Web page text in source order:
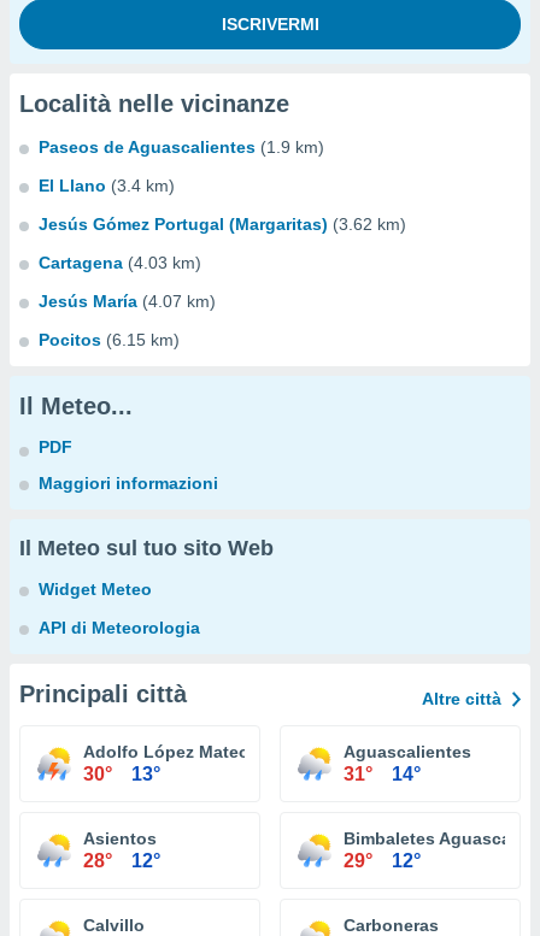
Località nelle vicinanze
Paseos de Aguascalientes (1.9 km)
El Llano (3.4 km)
Jesús Gómez Portugal (Margaritas) (3.62 km)
Cartagena (4.03 km)
Jesús María (4.07 km)
Pocitos (6.15 km)
Il Meteo...
PDF
Maggiori informazioni
Il Meteo sul tuo sito Web
Widget Meteo
API di Meteorologia
Principali città Altre città
Adolfo López Mateos
30° 13°
Aguascalientes
31° 14°
Asientos
28° 12°
Bimbaletes
29° 12°
Calvillo Carboneras